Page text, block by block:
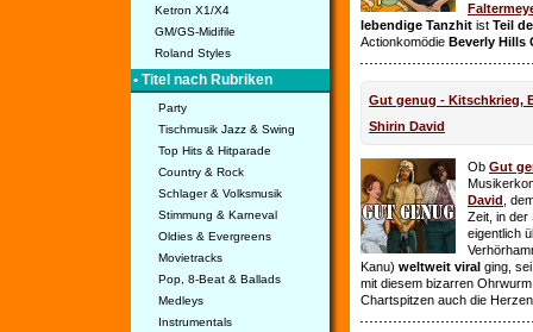
Ketron X1/X4
GM/GS-Midifile
Roland Styles
• Titel nach Rubriken
Party
Tischmusik Jazz & Swing
Top Hits & Hitparade
Country & Rock
Schlager & Volksmusik
Stimmung & Karneval
Oldies & Evergreens
Movietracks
Pop, 8-Beat & Ballads
Medleys
Instrumentals
lebendige Tanzhit ist Teil
Actionkomödie Beverly Hills
Gut genug - Kitschkrieg,
Shirin David
Ob Gut
David ,
Zeit, in der
eigentlich
Kanu) weltweit viral ging,
mit diesem bizarren
Chartspitzen auch die